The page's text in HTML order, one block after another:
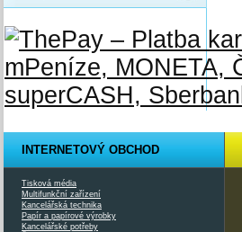
INTERNETOVÝ OBCHOD
Tisková média
Multifunkční zařízení
Kancelářská technika
Papír a papírové výrobky
Kancelářské potřeby